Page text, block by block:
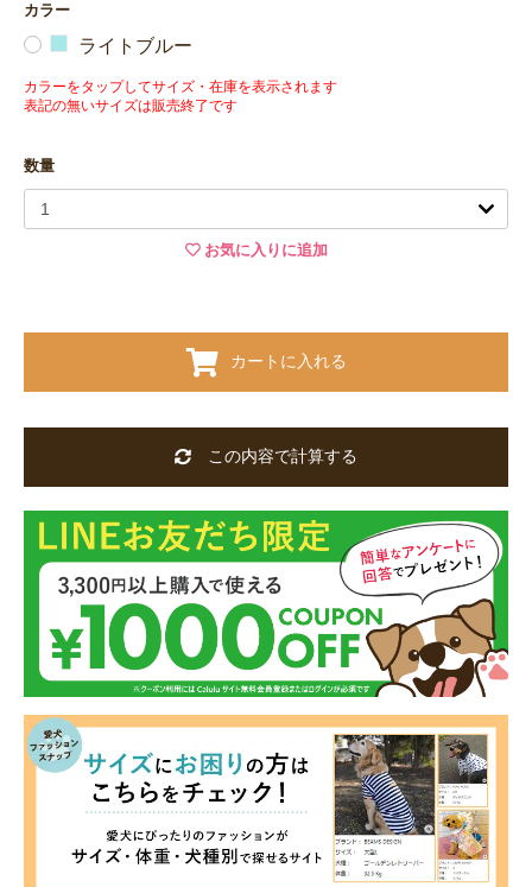
カラー
ライトブルー
カラーをタップしてサイズ・在庫を表示されます
表記の無いサイズは販売終了です
数量
お気に入りに追加
カートに入れる
この内容で計算する